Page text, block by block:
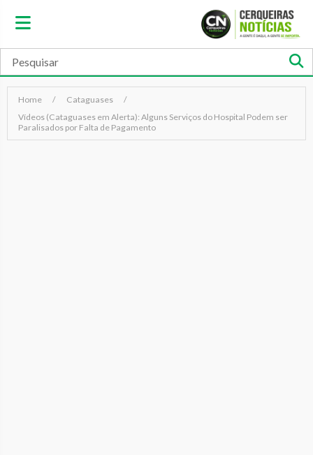
Home
Cataguases
Vídeos (Cataguases em Alerta): Alguns Serviços do Hospital Podem ser
Paralisados por Falta de Pagamento